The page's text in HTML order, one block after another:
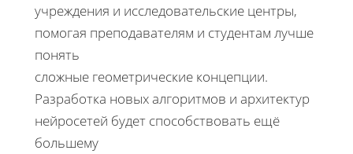
учреждения и исследовательские центры,
помогая преподавателям и студентам лучше
понять
сложные геометрические концепции.
Разработка новых алгоритмов и архитектур
нейросетей будет способствовать ещё
большему